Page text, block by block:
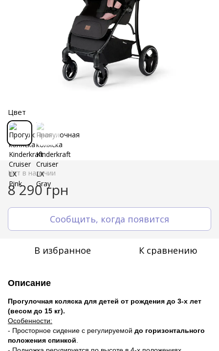
Цвет
Нет в наличии
8 290 грн
Сообщить, когда появится
В избранное К сравнению
Описание
Прогулочная коляска для детей от рождения до 3-х лет
(весом до 15 кг).
Особенности:
- Просторное сидение с регулируемой до горизонтального
положения спинкой